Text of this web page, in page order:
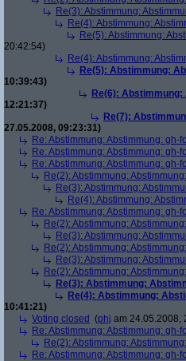
Re(3): Abstimmung:
Re(4): Abstimmung:
Re(5): Abstimmung:
20:42:54)
Re(4): Abstimmung:
Re(5): Abstimmung:
10:39:43)
Re(6):
12:21:37)
Re(7):
27.05.2008, 09:23:31)
Re: Abstimmung: Abstimmung:
Re: Abstimmung: Abstimmung:
Re: Abstimmung: Abstimmung:
Re(2): Abstimmung:
Re(3): Abstimmung:
Re(4): Abstimmung:
Re: Abstimmung: Abstimmung:
Re(2): Abstimmung:
Re(3): Abstimmung:
Re(2): Abstimmung:
Re(3): Abstimmung:
Re(2): Abstimmung:
Re(3): Abstimmung:
Re(4): Abstimmung:
10:41:21)
Voting closed (phj am 24.05.2008,
Re: Abstimmung: Abstimmung:
Re(2): Abstimmung:
Re: Abstimmung: Abstimmung: